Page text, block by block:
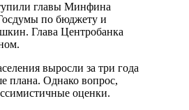
главы Минфина
по бюджету и
Глава Центробанка
выросли за три года
плана. Однако вопрос,
оценки.